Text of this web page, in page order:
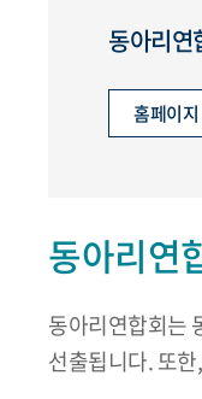
동아리연
홈페이
동아리연
동아리연합회는
선출됩니다. 또